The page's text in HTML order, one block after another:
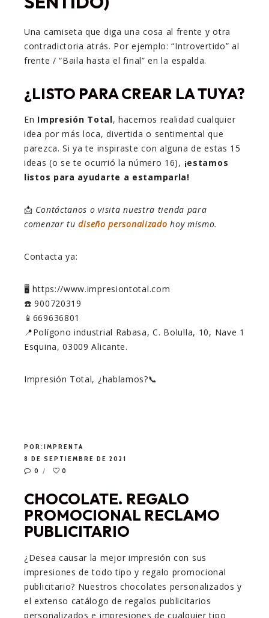
Una camiseta que diga una cosa al frente y otra
contradictoria atrás. Por ejemplo: “Introvertido” al
frente / “Baila hasta el final” en la espalda.
¿LISTO PARA CREAR LA TUYA?
En Impresión Total, hacemos realidad cualquier
idea por más loca, divertida o sentimental que
parezca. Si ya te inspiraste con alguna de estas 15
ideas (o se te ocurrió la número 16), ¡estamos
listos para ayudarte a estamparla!
📩 Contáctanos o visita nuestra tienda para
comenzar tudiseño personalizado hoy mismo.
Contacta ya:
🖥️ https://www.impresiontotal.com
☎️ 900720319
📱669636801
📍Polígono industrial Rabasa, C. Bolulla, 10, Nave 1
Esquina, 03009 Alicante.
Impresión Total, ¿hablamos?📞
POR:IMPRENTA
8 DE SEPTIEMBRE DE 2021
0
0
CHOCOLATE. REGALO
PROMOCIONAL RECLAMO
PUBLICITARIO
¿Desea causar la mejor impresión con sus
impresiones de todo tipo y regalo promocional
publicitario? Nuestros chocolates personalizados y
el extenso catálogo de regalos publicitarios
personalizados e impresiones de cualquier tipo